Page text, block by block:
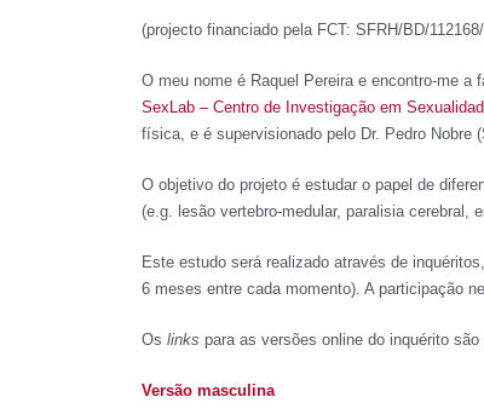
(projecto financiado pela FCT: SFRH/BD/
O meu nome é Raquel Pereira e encontro-me
SexLab – Centro de Investigação em
física, e é supervisionado pelo Dr. Pedro Nobre
O objetivo do projeto é estudar o papel de
(e.g. lesão vertebro-medular, paralisia cerebral,
Este estudo será realizado através de
6 meses entre cada momento). A participação
Os links para as versões online do inquérito
Versão masculina